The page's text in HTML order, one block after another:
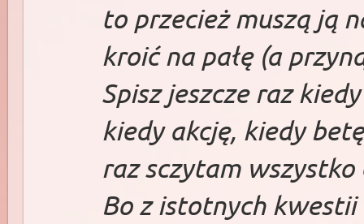
to przecież muszą ją
kroić na pałę (a
Spisz jeszcze raz
kiedy akcję, kiedy
raz sczytam wszystko
Bo z istotnych